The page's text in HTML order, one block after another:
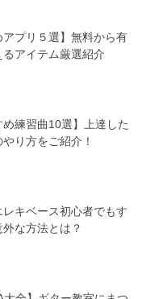
アプリ５選】無料から有
アイテム厳選紹介
め練習曲10選】上達した
り方をご紹介！
レキベース初心者でもす
な方法とは？